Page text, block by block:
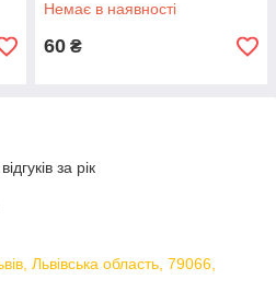
Немає в наявності
60 ₴
за рік
Львівська область, 79066,